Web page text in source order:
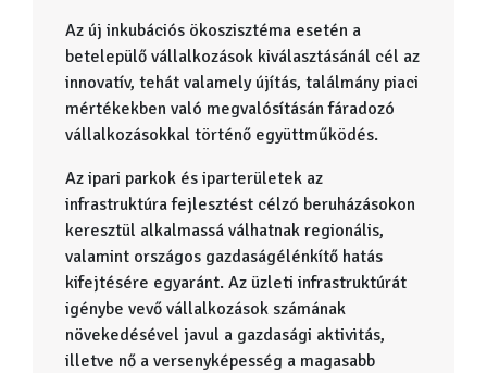
Az új inkubációs ökoszisztéma esetén a
betelepülő vállalkozások kiválasztásánál cél az
innovatív, tehát valamely újítás, találmány piaci
mértékekben való megvalósításán fáradozó
vállalkozásokkal történő együttműködés.
Az ipari parkok és iparterületek az
infrastruktúra fejlesztést célzó beruházásokon
keresztül alkalmassá válhatnak regionális,
valamint országos gazdaságélénkítő hatás
kifejtésére egyaránt. Az üzleti infrastruktúrát
igénybe vevő vállalkozások számának
növekedésével javul a gazdasági aktivitás,
illetve nő a versenyképesség a magasabb